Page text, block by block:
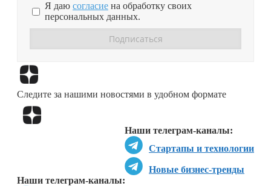
Я даю согласие на обработку своих
персональных данных.
Следите за нашими новостями в удобном формате
Наши телеграм-каналы:
Стартапы и технологии
Новые бизнес-тренды
Наши телеграм-каналы: